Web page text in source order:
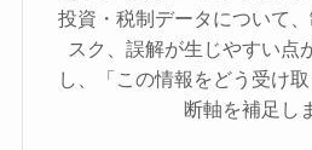
投資・税制データについて
スク、誤解が生じやすい点
し、「この情報をどう受け
断軸を補足し